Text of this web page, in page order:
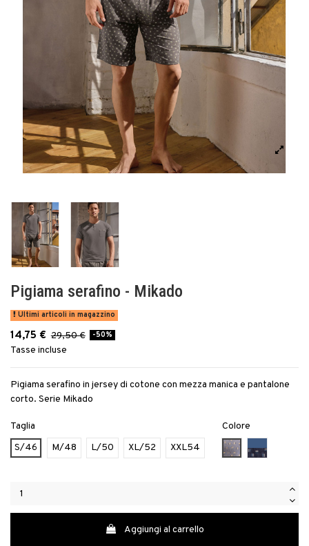
Pigiama serafino - Mikado
Ultimi articoli in magazzino
14,75 € 29,50 € -50%
Tasse incluse
Pigiama serafino in jersey di cotone con mezza manica e pantalone
corto. Serie Mikado
Taglia
S/46
M/48 L/50 XL/52 XXL54
Colore
ANTRACITE -
AVIO/BLU
Aggiungi al carrello